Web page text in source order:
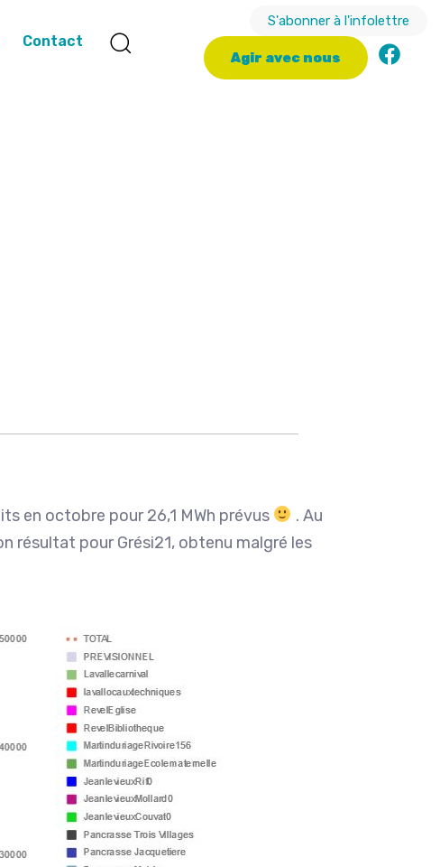
Contact
S'abonner à l'infolettre
Agir avec nous
en octobre pour 26,1 MWh prévus
. Au
résultat pour Grési21, obtenu malgré les